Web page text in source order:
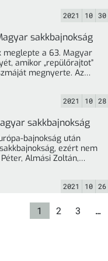
2021 10 30
sakkbajnokság
meglepte a 63. Magyar
amikor „repülőrajtot”
megnyerte. Az
2021 10 28
sakkbajnokság
bajnokság után
ezért nem
Almási Zoltán,
2021 10 26
Oldal
1 Oldal
2 Oldal
3 …